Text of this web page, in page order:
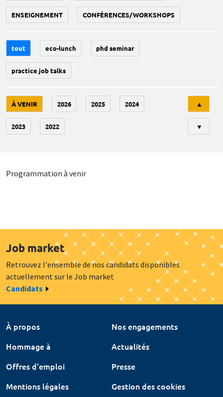
ENSEIGNEMENT CONFÉRENCES/WORKSHOPS
tout eco-lunch phd seminar
practice job talks
À VENIR 2026 2025 2024
2023 2022
▲
▼
Programmation à venir
Job market
Retrouvez l'ensemble de nos candidats disponibles
actuellement sur le Job market
Candidats
À propos
Nos engagements
Hommage à
Actualités
Offres d'emploi
Presse
Mentions légales
Gestion des cookies